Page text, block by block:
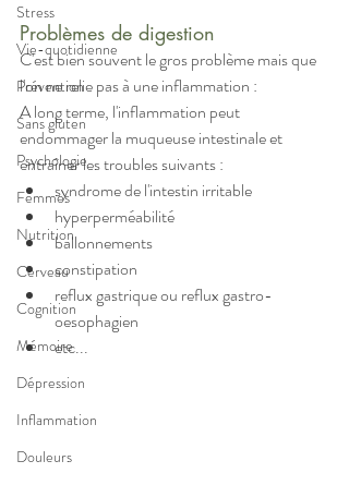
Stress
Vie-quotidienne
Prévention
Sans gluten
Psychologie
Femmes
Nutrition
Cerveau
Cognition
Mémoire
Dépression
Inflammation
Douleurs
Problèmes de digestion
C'est bien souvent le gros problème mais que
l'on ne relie pas à une inflammation :
A long terme, l'inflammation peut
endommager la muqueuse intestinale et
entraîner les troubles suivants :
syndrome de l'intestin irritable
hyperperméabilité
ballonnements
constipation
reflux gastrique ou reflux gastro-
oesophagien
etc...